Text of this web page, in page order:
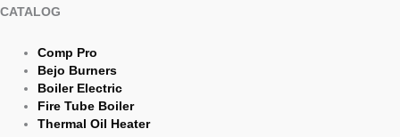
CATALOG
Comp Pro
Bejo Burners
Boiler Electric
Fire Tube Boiler
Thermal Oil Heater